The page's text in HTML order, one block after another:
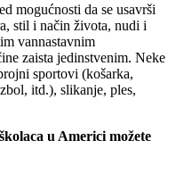
mogućnosti da se usavrši
stil i način života, nudi i
vannastavnim
zaista jedinstvenim. Neke
sportovi (košarka,
itd.), slikanje, ples,
u Americi možete